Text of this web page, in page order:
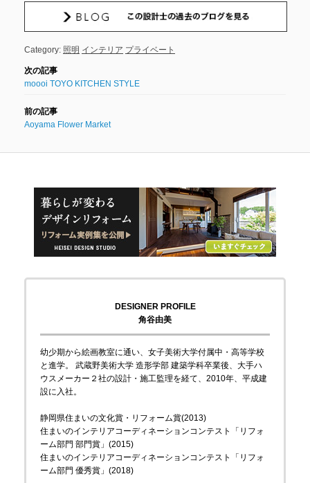
Category: 照明 インテリア プライベート
moooi TOYO KITCHEN STYLE
Aoyama Flower Market
DESIGNER PROFILE
角谷由美
幼少期から絵画教室に通い、女子美術大学付属中・高等学校
と進学。 武蔵野美術大学 造形学部 建築学科卒業後、大手ハ
ウスメーカー２社の設計・施工監理を経て、2010年、平成建
設に入社。
静岡県住まいの文化賞・リフォーム賞(2013)
住まいのインテリアコーディネーションコンテスト「リフォ
ーム部門 部門賞」(2015)
住まいのインテリアコーディネーションコンテスト「リフォ
ーム部門 優秀賞」(2018)